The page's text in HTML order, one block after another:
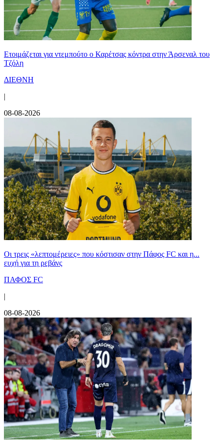
Ετοιμάζεται για ντεμπούτο ο Καρέτσας κόντρα στην Άρσεναλ του
Τζόλη
ΔΙΕΘΝΗ
|
08-08-2026
Οι τρεις «λεπτομέρειες» που κόστισαν στην Πάφος FC και η...
ευχή για τη ρεβάνς
ΠΑΦΟΣ FC
|
08-08-2026